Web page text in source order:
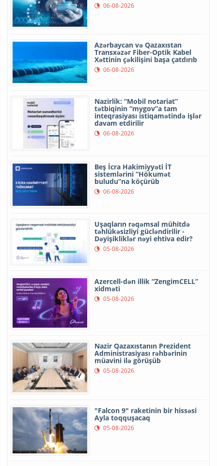
06-08-2026
Azərbaycan və Qazaxıstan
Transxəzər Fiber-Optik Kabel
Xəttinin çəkilişini başa çatdırıb
06-08-2026
Nazirlik: “Mobil notariat”
tətbiqinin “mygov”a tam
inteqrasiyası istiqamətində işlər
davam etdirilir
06-08-2026
Beş İcra Hakimiyyəti İT
sistemlərini “Hökumət
buludu”na köçürüb
06-08-2026
Uşaqların rəqəmsal mühitdə
təhlükəsizliyi gücləndirilir -
Dəyişikliklər nəyi ehtiva edir?
05-08-2026
Azercell-dən illik “ZengimCELL”
xidməti
05-08-2026
Nazir Qazaxıstanın Prezident
Administrasiyası rəhbərinin
müavini ilə görüşüb
05-08-2026
"Falcon 9" raketinin bir hissəsi
Ayla toqquşacaq
05-08-2026